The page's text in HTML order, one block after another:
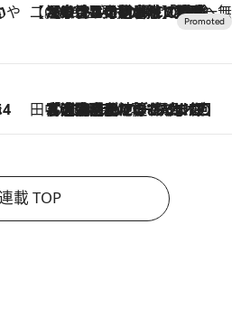
【CREA×星野リゾート】唯一無二。癒しと発見が待つ場所へ
2026.8.7
【トンボの足水浴】ヒノキの香りに包まれて涼感マックス！約13℃の湧水かけ流しを避暑地「星野温泉 トンボの湯」で体験
田中稲の勝手に再ブーム
2026.8.7
「湘南乃風に憧れて」観客大盛上がりの“タオル回し”に、ラッパー顔負けの高速歌唱まで…さだまさし（74）のアグレッシブすぎる現在地
載 TOP